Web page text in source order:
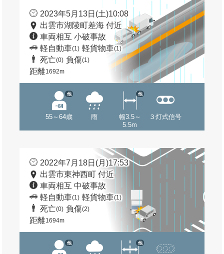
2023年5月13日(土)10:08
出雲市湖陵町差海 付近
車両相互 小破事故
軽自動車(1) 軽貨物車(1)
死亡(0) 負傷(1)
距離1692m
55～64歳
他
雨
幅3.5～
5.5m
他
３灯式信号
2022年7月18日(月)17:53
出雲市東神西町 付近
車両相互 中破事故
軽自動車(1) 軽貨物車(1)
死亡(0) 負傷(2)
距離1694m
他 他